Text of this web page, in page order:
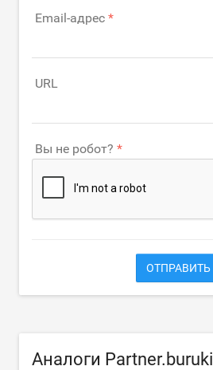
Email-адрес
URL
Вы не робот?
ОТПРАВИТЬ
Аналоги Partner.buruki